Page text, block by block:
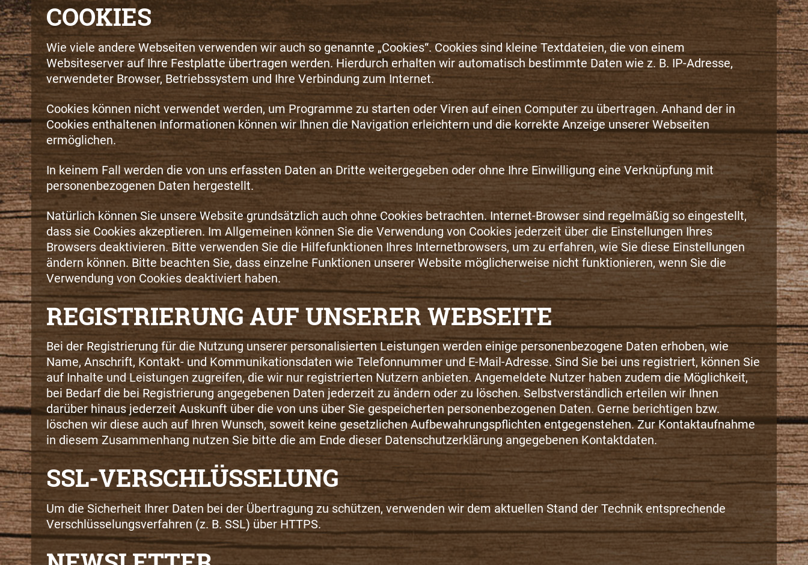
COOKIES
Wie viele andere Webseiten verwenden wir auch so genannte „Cookies“. Cookies sind kleine Textdateien, die von einem
Websiteserver auf Ihre Festplatte übertragen werden. Hierdurch erhalten wir automatisch bestimmte Daten wie z. B. IP-Adresse,
verwendeter Browser, Betriebssystem und Ihre Verbindung zum Internet.
Cookies können nicht verwendet werden, um Programme zu starten oder Viren auf einen Computer zu übertragen. Anhand der in
Cookies enthaltenen Informationen können wir Ihnen die Navigation erleichtern und die korrekte Anzeige unserer Webseiten
ermöglichen.
In keinem Fall werden die von uns erfassten Daten an Dritte weitergegeben oder ohne Ihre Einwilligung eine Verknüpfung mit
personenbezogenen Daten hergestellt.
Natürlich können Sie unsere Website grundsätzlich auch ohne Cookies betrachten. Internet-Browser sind regelmäßig so eingestellt,
dass sie Cookies akzeptieren. Im Allgemeinen können Sie die Verwendung von Cookies jederzeit über die Einstellungen Ihres
Browsers deaktivieren. Bitte verwenden Sie die Hilfefunktionen Ihres Internetbrowsers, um zu erfahren, wie Sie diese Einstellungen
ändern können. Bitte beachten Sie, dass einzelne Funktionen unserer Website möglicherweise nicht funktionieren, wenn Sie die
Verwendung von Cookies deaktiviert haben.
REGISTRIERUNG AUF UNSERER WEBSEITE
Bei der Registrierung für die Nutzung unserer personalisierten Leistungen werden einige personenbezogene Daten erhoben, wie
Name, Anschrift, Kontakt- und Kommunikationsdaten wie Telefonnummer und E-Mail-Adresse. Sind Sie bei uns registriert, können Sie
auf Inhalte und Leistungen zugreifen, die wir nur registrierten Nutzern anbieten. Angemeldete Nutzer haben zudem die Möglichkeit,
bei Bedarf die bei Registrierung angegebenen Daten jederzeit zu ändern oder zu löschen. Selbstverständlich erteilen wir Ihnen
darüber hinaus jederzeit Auskunft über die von uns über Sie gespeicherten personenbezogenen Daten. Gerne berichtigen bzw.
löschen wir diese auch auf Ihren Wunsch, soweit keine gesetzlichen Aufbewahrungspflichten entgegenstehen. Zur Kontaktaufnahme
in diesem Zusammenhang nutzen Sie bitte die am Ende dieser Datenschutzerklärung angegebenen Kontaktdaten.
SSL-VERSCHLÜSSELUNG
Um die Sicherheit Ihrer Daten bei der Übertragung zu schützen, verwenden wir dem aktuellen Stand der Technik entsprechende
Verschlüsselungsverfahren (z. B. SSL) über HTTPS.